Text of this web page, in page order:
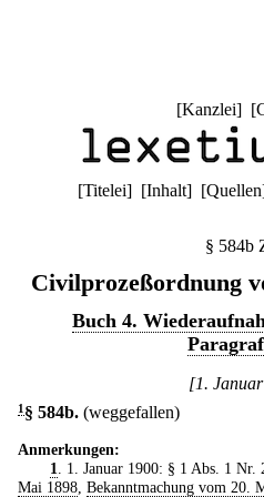
[Kanzlei] [
[Titelei] [Inhalt] [Quellen
§ 584b
Civilprozeßordnung
Buch 4.
[1.
1 § 584b. (weggefallen)
Anmerkungen:
1
. 1. Januar 1900: § 1 Abs. 1 Nr.
Mai 1898 Bekanntmachung vom 20.